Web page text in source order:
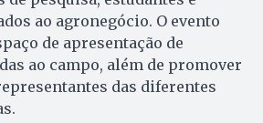
ao agronegócio. O evento
de apresentação de
ao campo, além de promover
das diferentes